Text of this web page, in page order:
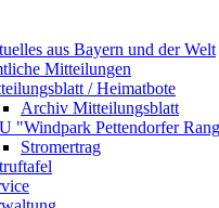
aus Bayern und der Welt
Mitteilungen
/ Heimatbote
Archiv Mitteilungsblatt
"Windpark Pettendorfer
Stromertrag